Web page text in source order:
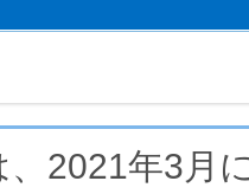
、2021年3月